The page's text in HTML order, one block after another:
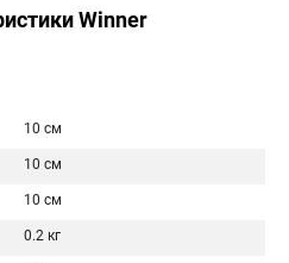
Winner
10 см
10 см
10 см
0.2 кг